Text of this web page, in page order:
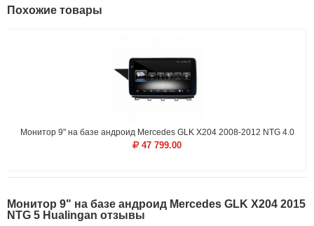
Похожие товары
Монитор 9" на базе андроид Mercedes GLK X204 2008-2012 NTG 4.0
47 799.00
Монитор 9" на базе андроид Mercedes GLK X204 2015
NTG 5 Hualingan отзывы